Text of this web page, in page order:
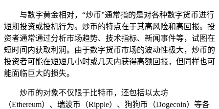
与数字黄金相对，“炒币”通常指的是对各种数字货币进行
短期投资或投机行为。炒币的特点在于其高风险和高回报。投
资者通常通过分析市场趋势、技术指标、新闻事件等，试图在
短时间内获取利润。由于数字货币市场的波动性极大，炒币的
投资者可能在短短几小时或几天内获得高额回报，但同样也可
能面临巨大的损失。
炒币的对象不仅限于比特币，还包括以太坊
（Ethereum）、瑞波币（Ripple）、狗狗币（Dogecoin）等各